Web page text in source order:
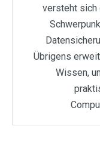
versteht sich
Übrigens
Wissen,